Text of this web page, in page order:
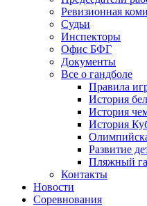
Ревизионная
Судьи
Инспекторы
Офис БФГ
Документы
Все о гандболе
Правила
История
История
История
Развитие
Пляжный
Контакты
Новости
Соревнования